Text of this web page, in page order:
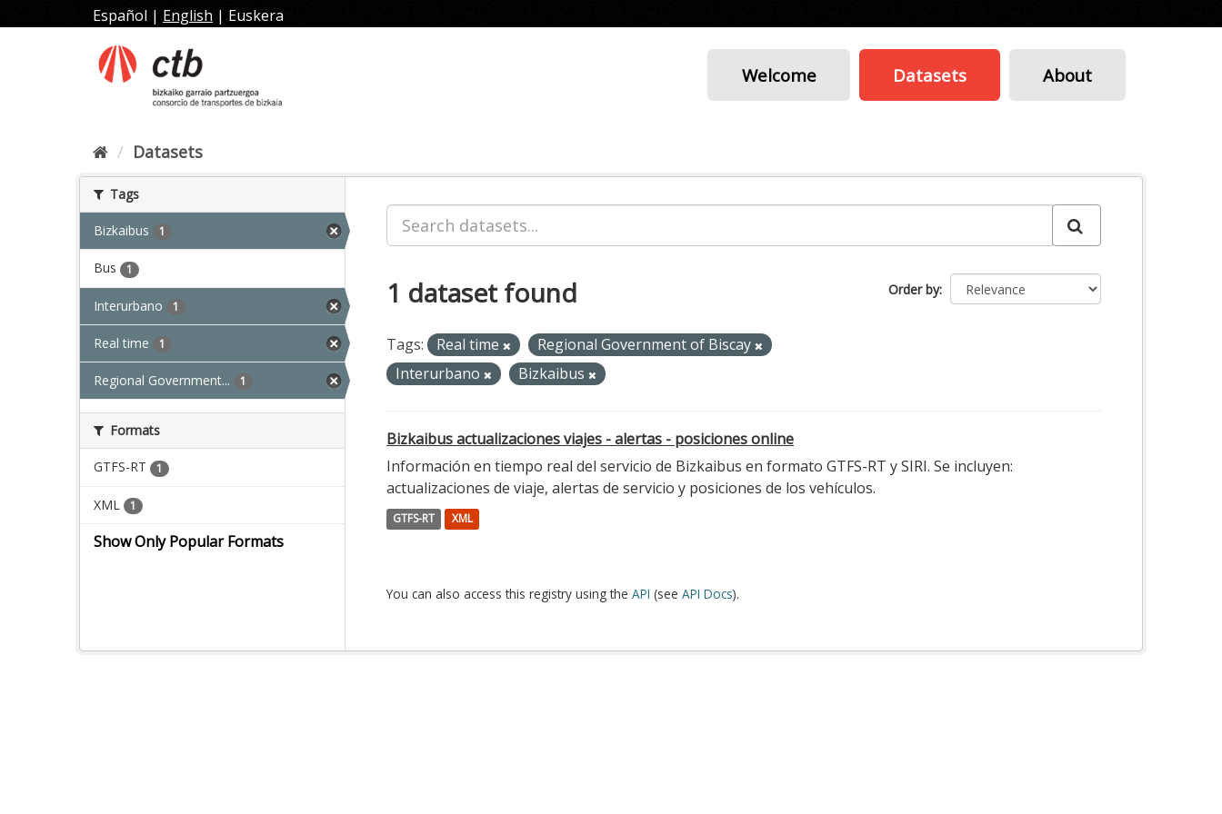
to
Español | English | Euskera
Welcome Datasets About
Datasets
Tags
Bizkaibus 1
Bus 1
Interurbano 1
Real time 1
Regional Government... 1
Formats
GTFS-RT 1
XML 1
Show Only Popular Formats
Order by
1 dataset found
Tags: Real time
Regional Government of Biscay
Interurbano
Bizkaibus
Bizkaibus actualizaciones viajes - alertas - posiciones online
Información en tiempo real del servicio de Bizkaibus en formato GTFS-RT y SIRI. Se incluyen:
actualizaciones de viaje, alertas de servicio y posiciones de los vehículos.
GTFS-RT XML
You can also access this registry using the API (see API Docs).